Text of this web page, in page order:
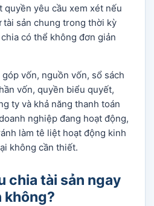
quyền yêu cầu xem xét nếu
tài sản chung trong thời kỳ
có thể không đơn giản
vốn, nguồn vốn, sổ sách
vốn, quyền biểu quyết,
ty và khả năng thanh toán
nghiệp đang hoạt động,
làm tê liệt hoạt động kinh
không cần thiết.
chia tài sản ngay
không?